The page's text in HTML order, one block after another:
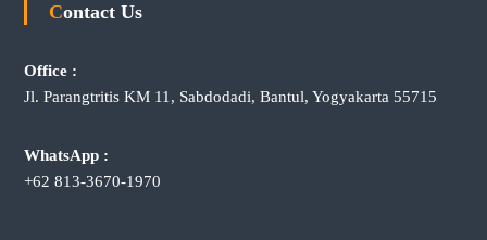
Contact Us
Office :
Jl. Parangtritis KM 11, Sabdodadi, Bantul, Yogyakarta 55715
WhatsApp :
+62 813-3670-1970